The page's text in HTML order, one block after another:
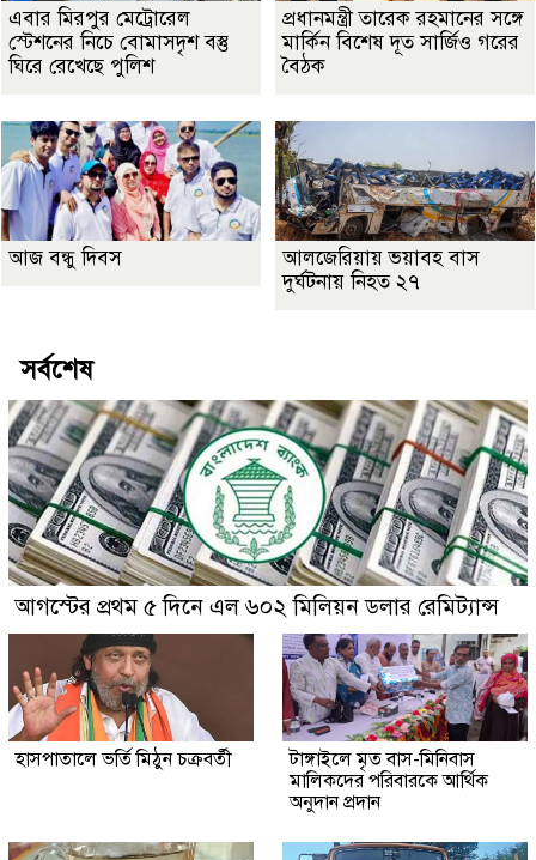
এবার মিরপুর মেট্রোরেল
স্টেশনের নিচে বোমাসদৃশ বস্তু
ঘিরে রেখেছে পুলিশ
প্রধানমন্ত্রী তারেক রহমানের সঙ্গে
মার্কিন বিশেষ দূত সার্জিও গরের
বৈঠক
আজ বন্ধু দিবস
আলজেরিয়ায় ভয়াবহ বাস
দুর্ঘটনায় নিহত ২৭
সর্বশেষ
আগস্টের প্রথম ৫ দিনে এল ৬০২ মিলিয়ন ডলার রেমিট্যান্স
হাসপাতালে ভর্তি মিঠুন চক্রবর্তী
টাঙ্গাইলে মৃত বাস-মিনিবাস
মালিকদের পরিবারকে আর্থিক
অনুদান প্রদান